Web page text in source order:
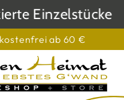
Einzelstücke
ab 60 €